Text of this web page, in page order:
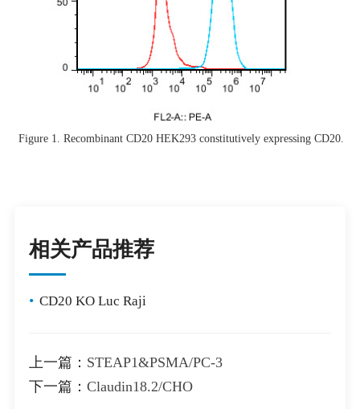
Figure 1. Recombinant CD20 HEK293 constitutively expressing CD20.
相关产品推荐
• CD20 KO Luc Raji
上一篇： STEAP1&PSMA/PC-3
下一篇： Claudin18.2/CHO